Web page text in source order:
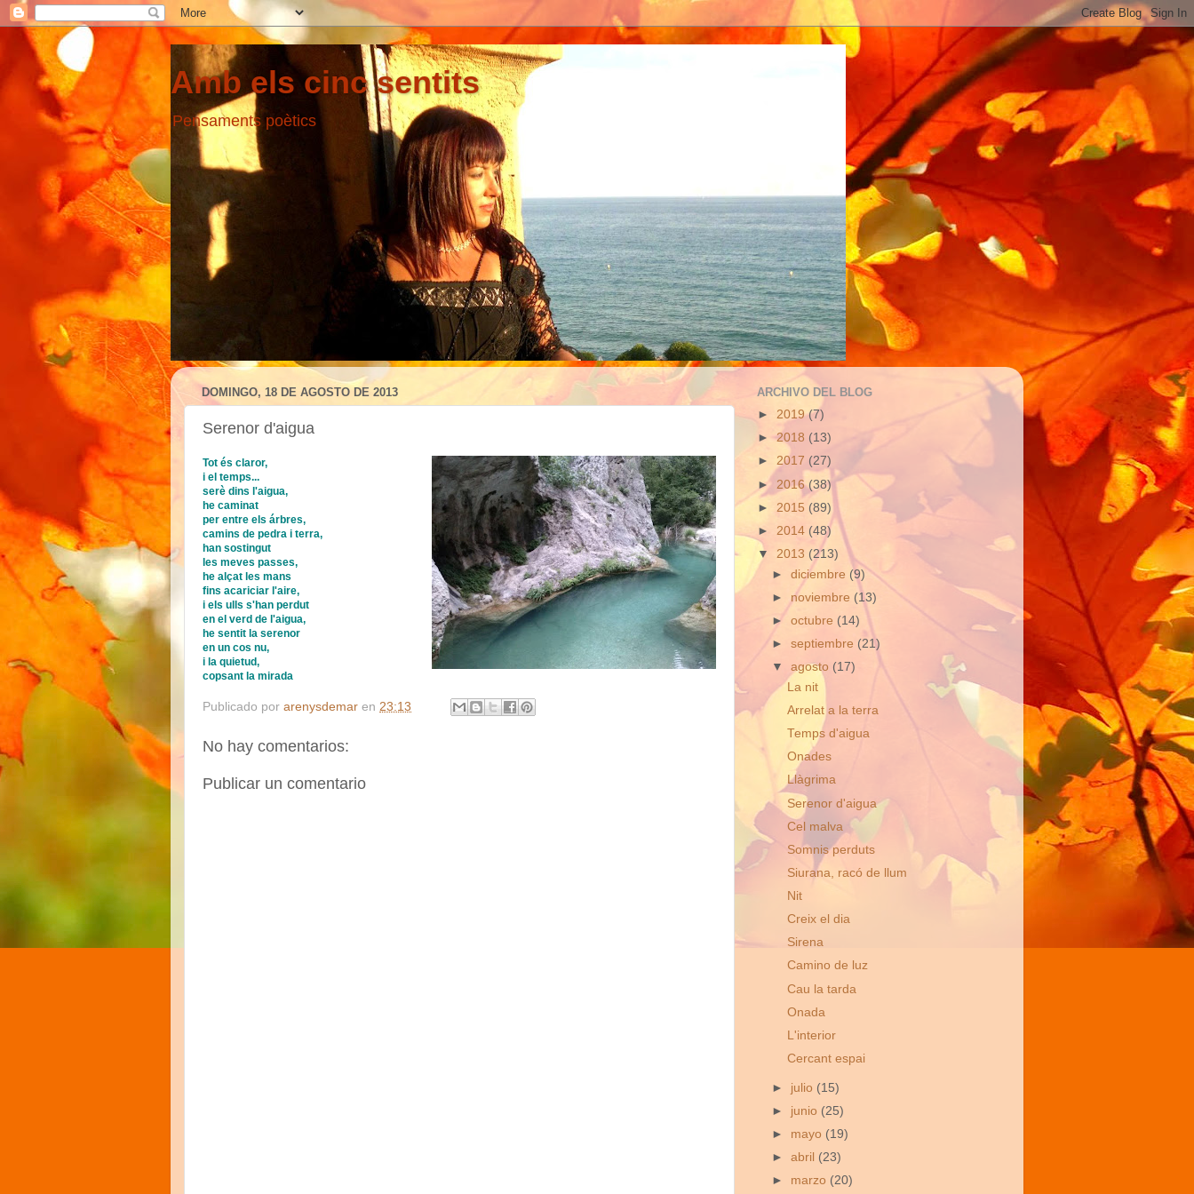
Amb els cinc sentits
Pensaments poètics
DOMINGO, 18 DE AGOSTO DE 2013
Serenor d'aigua
Tot és claror,
i el temps...
serè dins l'aigua,
he caminat
per entre els árbres,
camins de pedra i terra,
han sostingut
les meves passes,
he alçat les mans
fins acariciar l'aire,
i els ulls s'han perdut
en el verd de l'aigua,
he sentit la serenor
en un cos nu,
i la quietud,
copsant la mirada
Publicado por arenysdemar en 23:13
No hay comentarios:
Publicar un comentario
ARCHIVO DEL BLOG
► 2019(7)
►2018 (13)
► 2017 (27)
► 2016(38)
► 2015 (89)
► 2014 (48)
▼ 2013 (213)
►diciembre (9)
► noviembre (13)
►octubre (14)
►septiembre (21)
▼agosto (17)
La nit
Arrelat a la terra
Temps d'aigua
Onades
Llàgrima
Serenor d'aigua
Cel malva
Somnis perduts
Siurana, racó de llum
Nit
Creix el dia
Sirena
Camino de luz
Cau la tarda
Onada
L'interior
Cercant espai
► julio (15)
► junio (25)
► mayo (19)
►abril (23)
► marzo (20)